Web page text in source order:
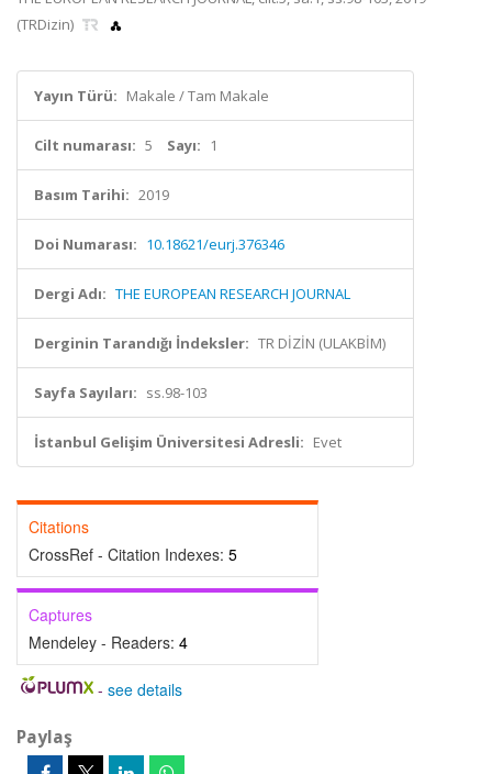
(TRDizin)
Yayın Türü: Makale / Tam Makale
Cilt numarası: 5 Sayı: 1
Basım Tarihi: 2019
Doi Numarası: 10.18621/eurj.376346
Dergi Adı: THE EUROPEAN RESEARCH JOURNAL
Derginin Tarandığı İndeksler: TR DİZİN (ULAKBİM)
Sayfa Sayıları: ss.98-103
İstanbul Gelişim Üniversitesi Adresli: Evet
Citations
CrossRef - Citation Indexes: 5
Captures
Mendeley - Readers: 4
- see details
Paylaş